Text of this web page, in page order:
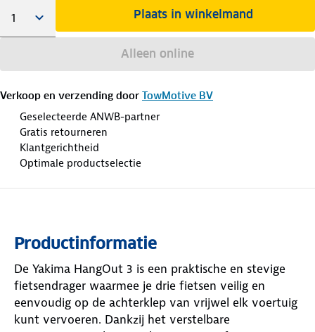
Plaats in winkelmand
Alleen online
Verkoop en verzending door TowMotive BV
Geselecteerde ANWB-partner
Gratis retourneren
Klantgerichtheid
Optimale productselectie
Productinformatie
De Yakima HangOut 3 is een praktische en stevige
fietsendrager waarmee je drie fietsen veilig en
eenvoudig op de achterklep van vrijwel elk voertuig
kunt vervoeren. Dankzij het verstelbare